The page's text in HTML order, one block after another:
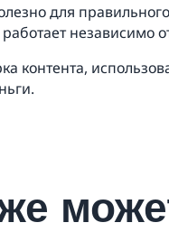
для
независимо
контента,